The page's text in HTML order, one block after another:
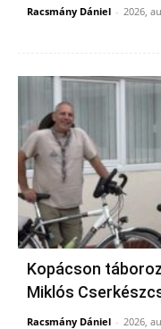
Racsmány Dániel - 2026,
Kopácson
Miklós
Racsmány Dániel - 2026,